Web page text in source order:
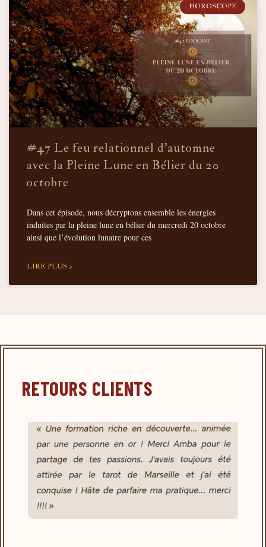
HOROSCOPE
#47 Le feu relationnel d’automne
avec la Pleine Lune en Bélier du 20
octobre
Dans cet épisode, nous décryptons ensemble les énergies
induites par la pleine lune en bélier du mercredi 20 octobre
ainsi que l’évolution lunaire pour ces
LIRE PLUS >
RETOURS CLIENTS